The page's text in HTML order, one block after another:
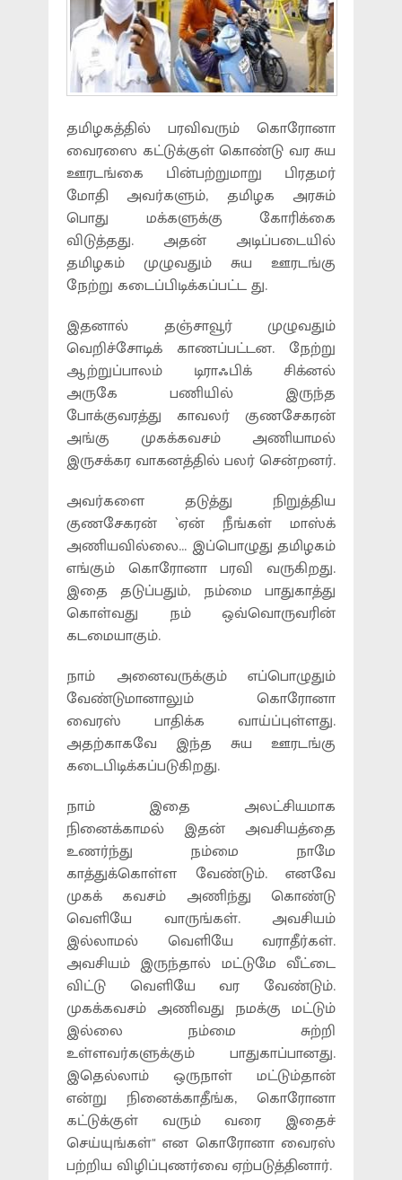
தமிழகத்தில் பரவிவரும் கொரோனா
வைரஸை கட்டுக்குள் கொண்டு வர சுய
ஊரடங்கை பின்பற்றுமாறு பிரதமர்
மோதி அவர்களும், தமிழக அரசும்
பொது மக்களுக்கு கோரிக்கை
விடுத்தது. அதன் அடிப்படையில்
தமிழகம் முழுவதும் சுய ஊரடங்கு
நேற்று கடைப்பிடிக்கப்பட்ட து.
இதனால் தஞ்சாவூர் முழுவதும்
வெறிச்சோடிக் காணப்பட்டன. நேற்று
ஆற்றுப்பாலம் டிராஃபிக் சிக்னல்
அருகே பணியில் இருந்த
போக்குவரத்து காவலர் குணசேகரன்
அங்கு முகக்கவசம் அணியாமல்
இருசக்கர வாகனத்தில் பலர் சென்றனர்.
அவர்களை தடுத்து நிறுத்திய
குணசேகரன் `ஏன் நீங்கள் மாஸ்க்
அணியவில்லை... இப்பொழுது தமிழகம்
எங்கும் கொரோனா பரவி வருகிறது.
இதை தடுப்பதும், நம்மை பாதுகாத்து
கொள்வது நம் ஒவ்வொருவரின்
கடமையாகும்.
நாம் அனைவருக்கும் எப்பொழுதும்
வேண்டுமானாலும் கொரோனா
வைரஸ் பாதிக்க வாய்ப்புள்ளது.
அதற்காகவே இந்த சுய ஊரடங்கு
கடைபிடிக்கப்படுகிறது.
நாம் இதை அலட்சியமாக
நினைக்காமல் இதன் அவசியத்தை
உணர்ந்து நம்மை நாமே
காத்துக்கொள்ள வேண்டும். எனவே
முகக் கவசம் அணிந்து கொண்டு
வெளியே வாருங்கள். அவசியம்
இல்லாமல் வெளியே வராதீர்கள்.
அவசியம் இருந்தால் மட்டுமே வீட்டை
விட்டு வெளியே வர வேண்டும்.
முகக்கவசம் அணிவது நமக்கு மட்டும்
இல்லை நம்மை சுற்றி
உள்ளவர்களுக்கும் பாதுகாப்பானது.
இதெல்லாம் ஒருநாள் மட்டும்தான்
என்று நினைக்காதீங்க, கொரோனா
கட்டுக்குள் வரும் வரை இதைச்
செய்யுங்கள்" என கொரோனா வைரஸ்
பற்றிய விழிப்புணர்வை ஏற்படுத்தினார்.